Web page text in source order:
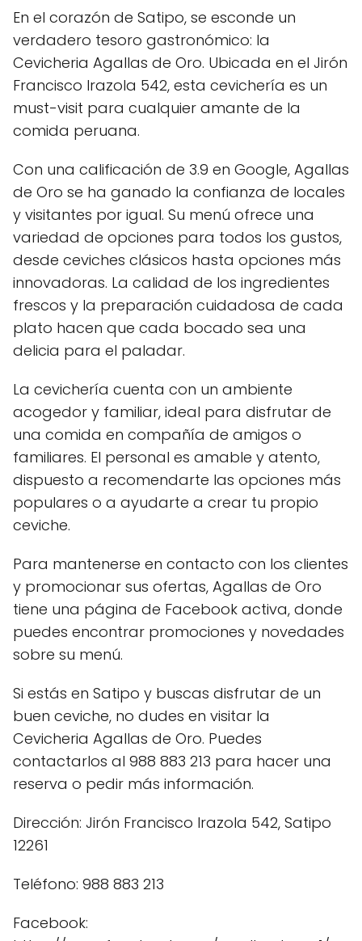
En el corazón de Satipo, se esconde un
verdadero tesoro gastronómico: la
Cevicheria Agallas de Oro. Ubicada en el Jirón
Francisco Irazola 542, esta cevichería es un
must-visit para cualquier amante de la
comida peruana.
Con una calificación de 3.9 en Google, Agallas
de Oro se ha ganado la confianza de locales
y visitantes por igual. Su menú ofrece una
variedad de opciones para todos los gustos,
desde ceviches clásicos hasta opciones más
innovadoras. La calidad de los ingredientes
frescos y la preparación cuidadosa de cada
plato hacen que cada bocado sea una
delicia para el paladar.
La cevichería cuenta con un ambiente
acogedor y familiar, ideal para disfrutar de
una comida en compañía de amigos o
familiares. El personal es amable y atento,
dispuesto a recomendarte las opciones más
populares o a ayudarte a crear tu propio
ceviche.
Para mantenerse en contacto con los clientes
y promocionar sus ofertas, Agallas de Oro
tiene una página de Facebook activa, donde
puedes encontrar promociones y novedades
sobre su menú.
Si estás en Satipo y buscas disfrutar de un
buen ceviche, no dudes en visitar la
Cevicheria Agallas de Oro. Puedes
contactarlos al 988 883 213 para hacer una
reserva o pedir más información.
Dirección: Jirón Francisco Irazola 542, Satipo
12261
Teléfono: 988 883 213
Facebook: